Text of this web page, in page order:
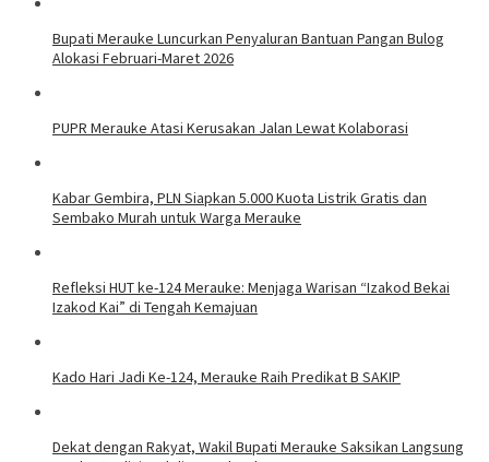
Bupati Merauke Luncurkan Penyaluran Bantuan Pangan Bulog
Alokasi Februari-Maret 2026
PUPR Merauke Atasi Kerusakan Jalan Lewat Kolaborasi
Kabar Gembira, PLN Siapkan 5.000 Kuota Listrik Gratis dan
Sembako Murah untuk Warga Merauke
Refleksi HUT ke-124 Merauke: Menjaga Warisan “Izakod Bekai
Izakod Kai” di Tengah Kemajuan
Kado Hari Jadi Ke-124, Merauke Raih Predikat B SAKIP
Dekat dengan Rakyat, Wakil Bupati Merauke Saksikan Langsung